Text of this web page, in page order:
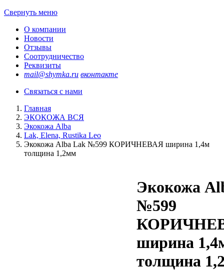
Свернуть меню
О компании
Новости
Отзывы
Соотрудничество
Реквизиты
mail@shymka.ru вконтакте
Связаться с нами
Главная
ЭКОКОЖА ВСЯ
Экокожа Alba
Lak, Elena, Rustika Leo
Экокожа Alba Lak №599 КОРИЧНЕВАЯ ширина 1,4м
толщина 1,2мм
Экокожа
№599
ширина
толщина